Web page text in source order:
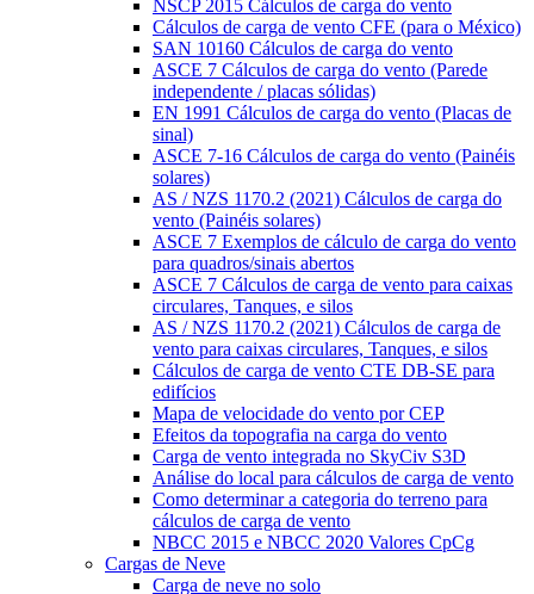
NSCP 2015 Cálculos de carga do vento
Cálculos de carga de vento CFE (para o México)
SAN 10160 Cálculos de carga do vento
ASCE 7 Cálculos de carga do vento (Parede
independente / placas sólidas)
EN 1991 Cálculos de carga do vento (Placas de
sinal)
ASCE 7-16 Cálculos de carga do vento (Painéis
solares)
AS / NZS 1170.2 (2021) Cálculos de carga do
vento (Painéis solares)
ASCE 7 Exemplos de cálculo de carga do vento
para quadros/sinais abertos
ASCE 7 Cálculos de carga de vento para caixas
circulares, Tanques, e silos
AS / NZS 1170.2 (2021) Cálculos de carga de
vento para caixas circulares, Tanques, e silos
Cálculos de carga de vento CTE DB-SE para
edifícios
Mapa de velocidade do vento por CEP
Efeitos da topografia na carga do vento
Carga de vento integrada no SkyCiv S3D
Análise do local para cálculos de carga de vento
Como determinar a categoria do terreno para
cálculos de carga de vento
NBCC 2015 e NBCC 2020 Valores CpCg
Cargas de Neve
Carga de neve no solo